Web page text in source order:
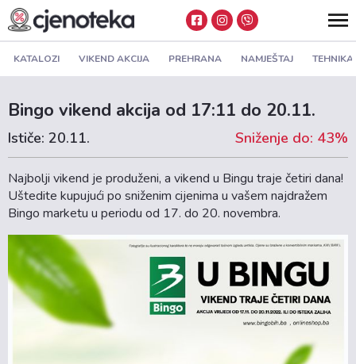
KATALOZI VIKEND AKCIJA PREHRANA NAMJEŠTAJ TEHNIKA
Bingo vikend akcija od 17:11 do 20.11.
Ističe: 20.11. Sniženje do: 43%
Najbolji vikend je produženi, a vikend u Bingu traje četiri dana!
Uštedite kupujući po sniženim cijenima u vašem najdražem
Bingo marketu u periodu od 17. do 20. novembra.